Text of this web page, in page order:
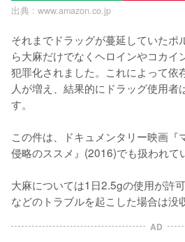
出典 : www.amazon.co.jp
それまでドラッグが蔓延していた
ら大麻だけでなくヘロインやコカイ
犯罪化されました。これによって依
人が増え、結果的にドラッグ使用者
す。
この件は、ドキュメンタリー映画『
侵略のススメ』(2016)でも扱われて
大麻については1日2.5gの使用が許
などのトラブルを起こした場合は没
AD